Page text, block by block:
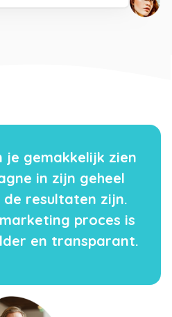
je gemakkelijk zien
in zijn geheel
resultaten zijn.
proces is
en transparant.